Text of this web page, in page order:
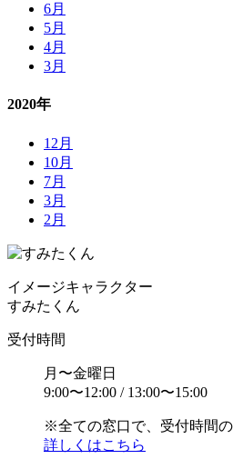
6月
5月
4月
3月
2020年
12月
10月
7月
3月
2月
イメージキャラクター
すみたくん
受付時間
月〜金曜日
9:00〜12:00 / 13:00〜15:00
※全ての窓口で、受付時間の
詳しくはこちら